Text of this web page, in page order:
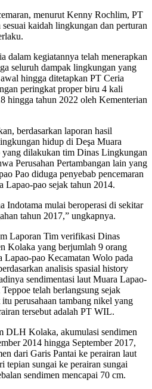
menurut Kenny Rochlim, PT
kaidah lingkungan dan perturan
dalam kegiatannya telah menerapkan
seluruh dampak lingkungan yang
hingga ditetapkan PT Ceria
peringkat proper biru 4 kali
hingga tahun 2022 oleh Kementerian
berdasarkan laporan hasil
hidup di Deşa Muara
dilakukan tim Dinas Lingkungan
Perusahan Pertambangan lain yang
Pao diduga penyebab pencemaran
Lapao-pao sejak tahun 2014.
Indotama mulai beroperasi di sekitar
tahun 2017,” ungkapnya.
Laporan Tim verifikasi Dinas
Kolaka yang berjumlah 9 orang
Lapao-pao Kecamatan Wolo pada
analisis spasial history
sendimentasi laut Muara Lapao-
telah berlangsung sejak
perusahaan tambang nikel yang
tersebut adalah PT WIL.
DLH Kolaka, akumulasi sendimen
2014 hingga September 2017,
dari Garis Pantai ke perairan laut
tepian sungai ke perairan sungai
sendimen mencapai 70 cm.